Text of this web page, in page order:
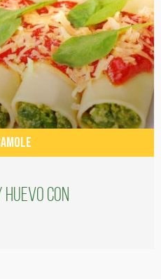
huevo con